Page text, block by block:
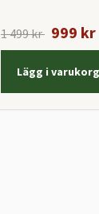
1 499 kr 999 kr
Lägg i varukorg